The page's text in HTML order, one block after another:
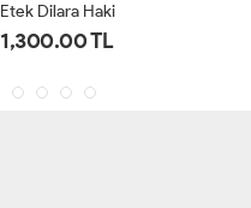
Etek Dilara Haki
1,300.00 TL